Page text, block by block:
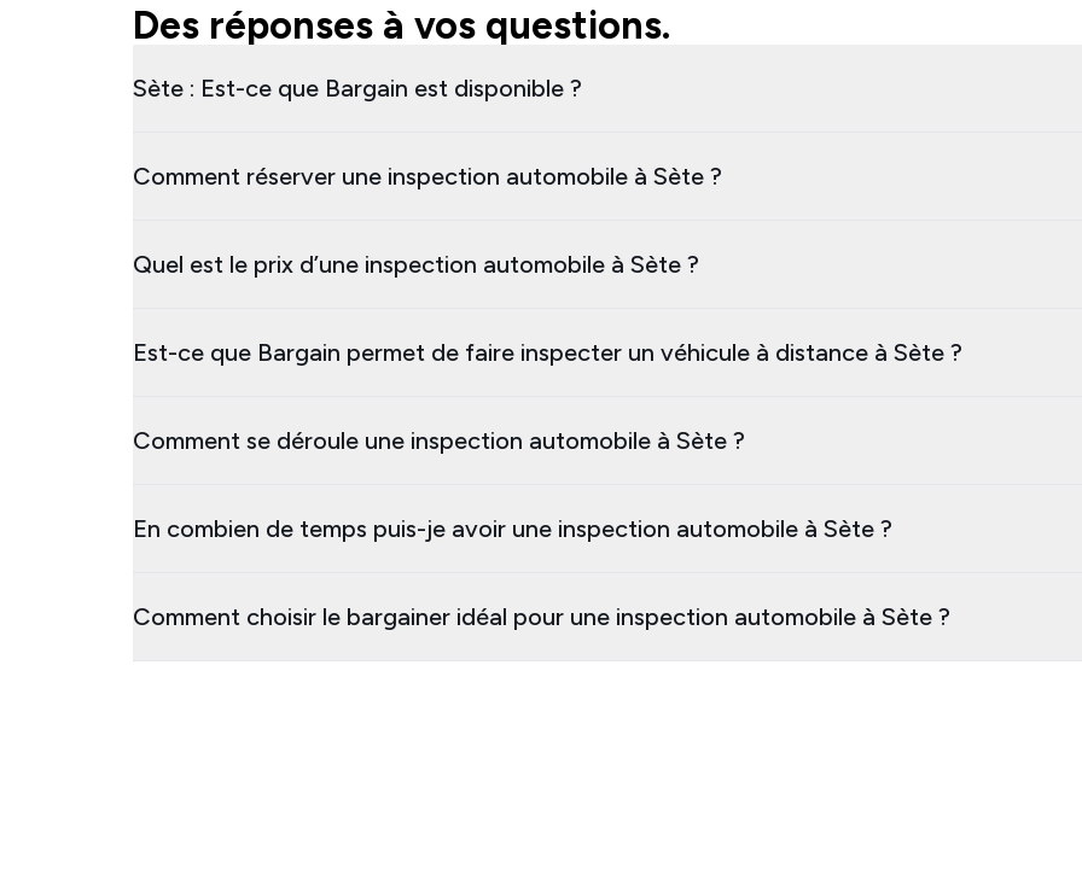
Des réponses à vos questions.
Sète : Est-ce que Bargain est disponible ?
Comment réserver une inspection automobile à Sète ?
Quel est le prix d’une inspection automobile à Sète ?
Est-ce que Bargain permet de faire inspecter un véhicule à distance à Sète ?
Comment se déroule une inspection automobile à Sète ?
En combien de temps puis-je avoir une inspection automobile à Sète ?
Comment choisir le bargainer idéal pour une inspection automobile à Sète ?